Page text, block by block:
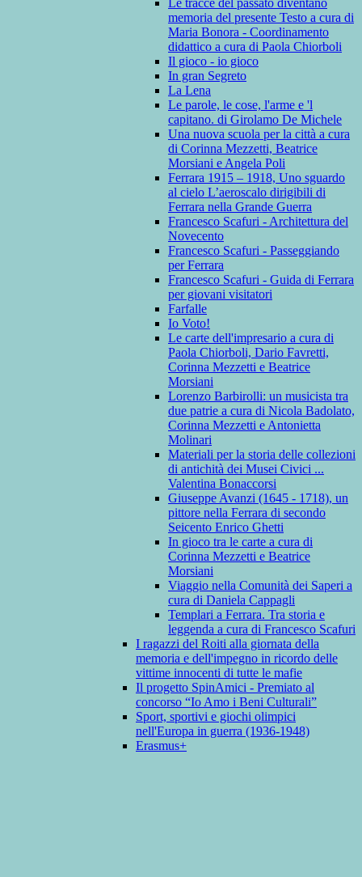
Le tracce del passato diventano
memoria del presente Testo a cura di
Maria Bonora - Coordinamento
didattico a cura di Paola Chiorboli
Il gioco - io gioco
In gran Segreto
La Lena
Le parole, le cose, l'arme e 'l
capitano. di Girolamo De Michele
Una nuova scuola per la città a cura
di Corinna Mezzetti, Beatrice
Morsiani e Angela Poli
Ferrara 1915 – 1918, Uno sguardo
al cielo L’aeroscalo dirigibili di
Ferrara nella Grande Guerra
Francesco Scafuri - Architettura del
Novecento
Francesco Scafuri - Passeggiando
per Ferrara
Francesco Scafuri - Guida di Ferrara
per giovani visitatori
Farfalle
Io Voto!
Le carte dell'impresario a cura di
Paola Chiorboli, Dario Favretti,
Corinna Mezzetti e Beatrice
Morsiani
Lorenzo Barbirolli: un musicista tra
due patrie a cura di Nicola Badolato,
Corinna Mezzetti e Antonietta
Molinari
Materiali per la storia delle collezioni
di antichità dei Musei Civici ...
Valentina Bonaccorsi
Giuseppe Avanzi (1645 - 1718), un
pittore nella Ferrara di secondo
Seicento Enrico Ghetti
In gioco tra le carte a cura di
Corinna Mezzetti e Beatrice
Morsiani
Viaggio nella Comunità dei Saperi a
cura di Daniela Cappagli
Templari a Ferrara. Tra storia e
leggenda a cura di Francesco Scafuri
I ragazzi del Roiti alla giornata della
memoria e dell'impegno in ricordo delle
vittime innocenti di tutte le mafie
Il progetto SpinAmici - Premiato al
concorso “Io Amo i Beni Culturali”
Sport, sportivi e giochi olimpici
nell'Europa in guerra (1936-1948)
Erasmus+